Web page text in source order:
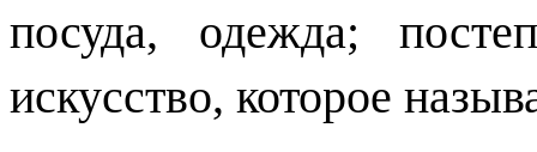
посуда, одежда;
искусство, которое